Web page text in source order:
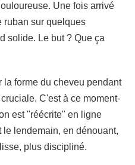
Une fois arrivé
ruban sur quelques
solide. Le but ? Que ça
la forme du cheveu pendant
C'est à ce moment-
est "réécrite" en ligne
lendemain, en dénouant,
plus discipliné.